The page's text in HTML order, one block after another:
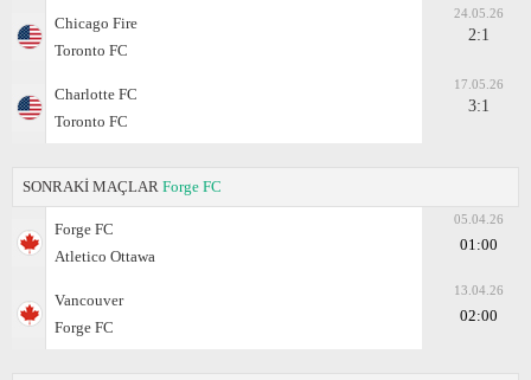
Chicago Fire
Toronto FC
24.05.26
2:1
Charlotte FC
Toronto FC
17.05.26
3:1
SONRAKİ MAÇLAR Forge FC
Forge FC
Atletico Ottawa
05.04.26
01:00
Vancouver
Forge FC
13.04.26
02:00